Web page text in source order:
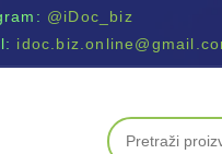
@iDoc_biz